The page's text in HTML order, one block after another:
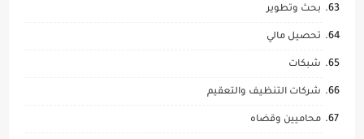
بحث وتطوير
تحصيل مالي
شبكات
شركات التنظيف والتعقيم
محاميين وقضاه